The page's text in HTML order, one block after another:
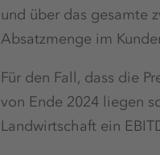
und über das gesamte
Absatzmenge im
Für den Fall, dass die
von Ende 2024 liegen
Landwirtschaft ein